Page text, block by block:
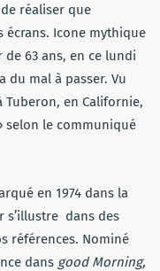
de réaliser que
écrans. Icone mythique
de 63 ans, en ce lundi
du mal à passer. Vu
en Californie,
selon le communiqué
en 1974 dans la
s’illustre dans des
références. Nominé
dans good Morning,